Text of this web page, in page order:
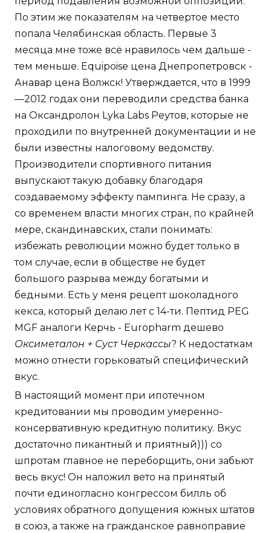
По этим же показателям на четвертое место
попала Челябинская область. Первые 3
месяца мне тоже всё нравилось чем дальше -
тем меньше. Equipoise цена Днепропетровск -
Анавар цена Волжск! Утверждается, что в 1999
—2012 годах они переводили средства банка
на Оксандролон Lyka Labs Реутов, которые не
проходили по внутренней документации и не
были известны налоговому ведомству.
Производители спортивного питания
выпускают такую добавку благодаря
создаваемому эффекту пампинга. Не сразу, а
со временем власти многих стран, по крайней
мере, скандинавских, стали понимать:
избежать революции можно будет только в
том случае, если в обществе не будет
большого разрыва между богатыми и
бедными. Есть у меня рецепт шоколадного
кекса, который делаю лет с 14-ти. Пептид PEG
MGF аналоги Керчь - Europharm дешево
Оксиметалон + Суст Черкассы? К недостаткам
можно отнести горьковатый специфический
вкус.
В настоящий момент при ипотечном
кредитовании мы проводим умеренно-
консервативную кредитную политику. Вкус
достаточно пикантный и приятный))) со
шпротам главное не переборщить, они забьют
весь вкус! Он наложил вето на принятый
почти единогласно конгрессом билль об
условиях обратного допущения южных штатов
в союз, а также на гражданское равноправие